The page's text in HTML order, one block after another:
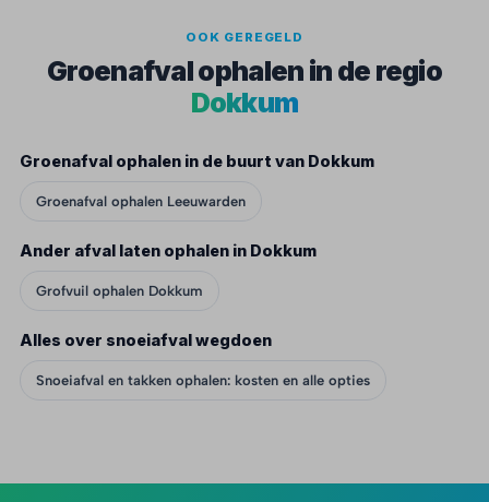
OOK GEREGELD
Groenafval ophalen in de regio
Dokkum
Groenafval ophalen in de buurt van Dokkum
Groenafval ophalen Leeuwarden
Ander afval laten ophalen in Dokkum
Grofvuil ophalen Dokkum
Alles over snoeiafval wegdoen
Snoeiafval en takken ophalen: kosten en alle opties